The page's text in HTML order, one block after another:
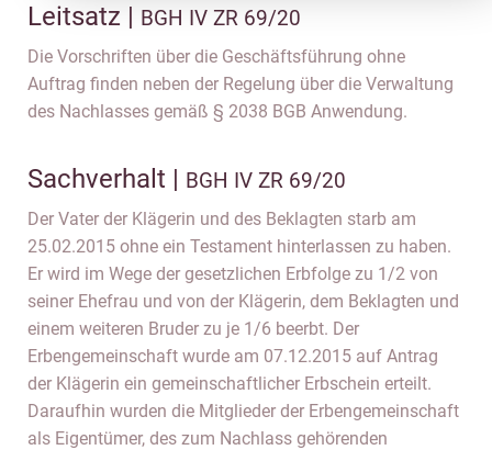
Leitsatz | BGH IV ZR 69/20
Die Vorschriften über die Geschäftsführung ohne
Auftrag finden neben der Regelung über die Verwaltung
des Nachlasses gemäß § 2038 BGB Anwendung.
Sachverhalt | BGH IV ZR 69/20
Der Vater der Klägerin und des Beklagten starb am
25.02.2015 ohne ein Testament hinterlassen zu haben.
Er wird im Wege der gesetzlichen Erbfolge zu 1/2 von
seiner Ehefrau und von der Klägerin, dem Beklagten und
einem weiteren Bruder zu je 1/6 beerbt. Der
Erbengemeinschaft wurde am 07.12.2015 auf Antrag
der Klägerin ein gemeinschaftlicher Erbschein erteilt.
Daraufhin wurden die Mitglieder der Erbengemeinschaft
als Eigentümer, des zum Nachlass gehörenden